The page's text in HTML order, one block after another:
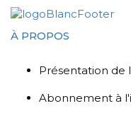
À PROPOS
Présentation de
Abonnement à